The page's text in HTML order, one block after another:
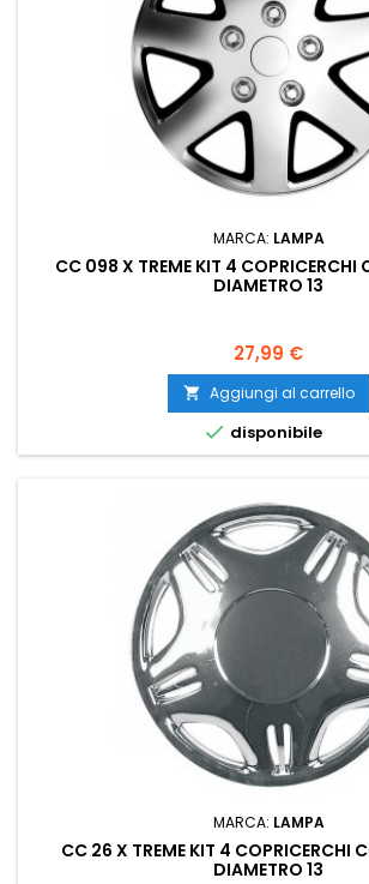
MARCA: LAMPA
CC 098 X TREME KIT 4 COPRICERCHI
DIAMETRO 13
Prezzo
27,99 €
 Aggiungi al carrello
 disponibile
MARCA: LAMPA
CC 26 X TREME KIT 4 COPRICERCHI
DIAMETRO 13